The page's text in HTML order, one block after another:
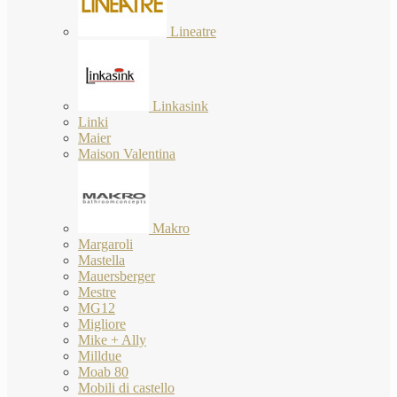
Lineatre
Linkasink
Linki
Maier
Maison Valentina
Makro
Margaroli
Mastella
Mauersberger
Mestre
MG12
Migliore
Mike + Ally
Milldue
Moab 80
Mobili di castello